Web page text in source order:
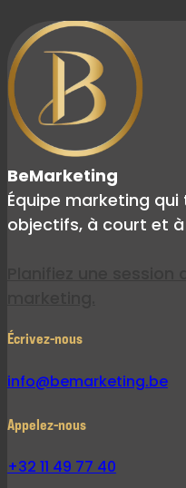
BeMarketing
Équipe marketing
objectifs, à court et
Écrivez-nous
info@bemarketing.be
Appelez-nous
+32 11 49 77 40